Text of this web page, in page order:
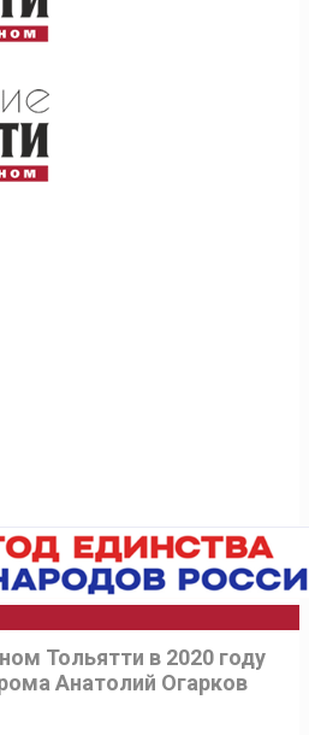
Тольятти в 2020 году
Анатолий Огарков